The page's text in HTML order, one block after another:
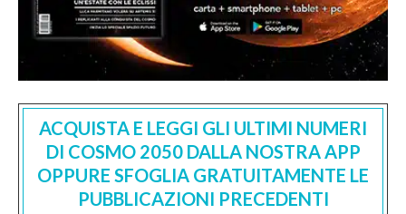
ACQUISTA E LEGGI GLI ULTIMI NUMERI
DI COSMO 2050 DALLA NOSTRA APP
OPPURE SFOGLIA GRATUITAMENTE LE
PUBBLICAZIONI PRECEDENTI